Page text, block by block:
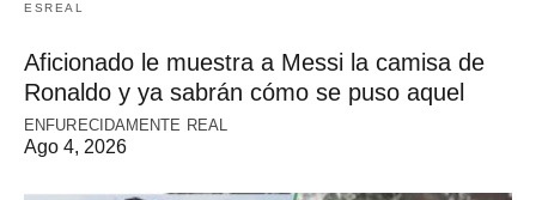
ESREAL
Aficionado le muestra a Messi la camisa de
Ronaldo y ya sabrán cómo se puso aquel
ENFURECIDAMENTE REAL
Ago 4, 2026